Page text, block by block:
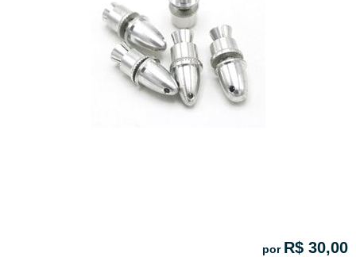
por R$ 30,00